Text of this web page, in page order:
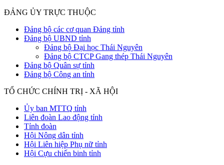
ĐẢNG ỦY TRỰC THUỘC
Đảng bộ các cơ quan Đảng tỉnh
Đảng bộ UBND tỉnh
Đảng bộ Đại học Thái Nguyên
Đảng bộ CTCP Gang thép Thái Nguyên
Đảng bộ Quân sự tỉnh
Đảng bộ Công an tỉnh
TỔ CHỨC CHÍNH TRỊ - XÃ HỘI
Ủy ban MTTQ tỉnh
Liên đoàn Lao động tỉnh
Tỉnh đoàn
Hội Nông dân tỉnh
Hội Liên hiệp Phụ nữ tỉnh
Hội Cựu chiến binh tỉnh